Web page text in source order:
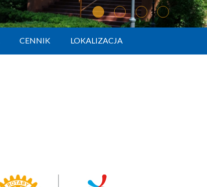
CENNIK LOKALIZACJA